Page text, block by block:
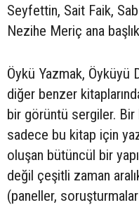
Seyfettin, Sait Faik,
Nezihe Meriç ana
Öykü Yazmak, Öyküyü
diğer benzer
bir görüntü sergiler. Bir
sadece bu kitap için
oluşan bütüncül bir
değil çeşitli zaman
(paneller, soruşturmalar